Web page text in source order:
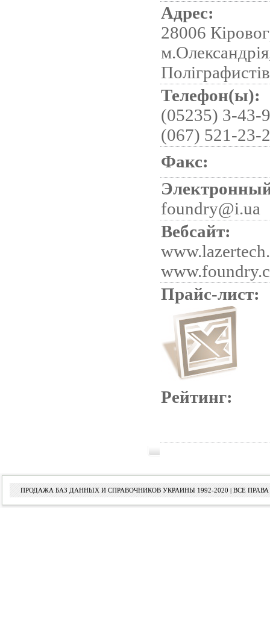
Адрес:
28006
Телефон(ы):
(05235) 3-43-
(067) 521-23-
Факс:
foundry@i.ua
Вебсайт:
Прайс-лист:
Рейтинг:
ПРОДАЖА БАЗ ДАННЫХ И СПРАВОЧНИКОВ УКРАИНЫ 1992-2020 | ВСЕ